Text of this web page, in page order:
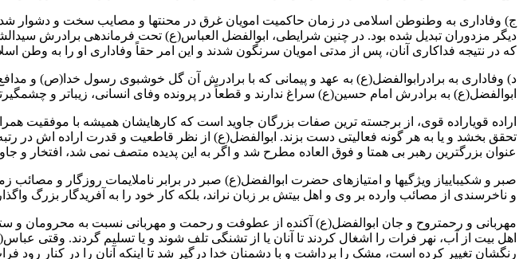
ج) وفاداری به وطنوطن اسلامی در زمان حاکمیت امویان غرق در محنتها و مصایب سخت و دشوار
دیگر مزدوران تبدیل شده بود. در چنین شرایطی، ابوالفضل العباس(ع) تحت فرماندهی برادرش
که در نتیجه فداکاری آنان، پس از مدتی امویان سرنگون شدند و این امر حقاً وفاداری او را به وطن
د) وفاداری به برادرابوالفضل(ع) به عهد و پیمانی که با برادرش آن گل خوشبوی رسول خدا(ص) و
ابوالفضل(ع) به برادرش امام حسین(ع) سراغ ندارند و قطعاً در پرونده وفای انسانی، زیباتر و
اراده قویاراده قوی، از برجسته ترین صفات بزرگان جاوید است که کارهایشان همیشه با موفقیت
تحقق بخشد و یا به هر گونه فعالیتی دست بزند. ابوالفضل(ع) از نظر قاطعیت و قدرت اراده اش
عنوان بزرگترین رهبر بی همتا و فوق العاده مطرح شد و اگر به این پدیده متصف نمی شد، افتخار و
صبر و شکیباییاز ویژگیها و امتیازهای حضرت ابوالفضل(ع) صبر در برابر ناملایمات روزگار و
و ناخرسندی از مصائب وارده بر وی و اهل بیتش بر زبان نراند، بلکه کار خود را به آفریدگار بزرگ
مهربانی و رحمتروح و جان ابوالفضل(ع) آکنده از عطوفت و رحمت و مهربانی نسبت به محرومان و
اهل بیت از آب، نهر فرات را اشغال کردند تا آنان یا از تشنگی تلف شوند و یا تسلیم گردند. وقتی
رنگشان تغییر کرده است، مشک را برداشت و با دشمنان خدا درگیر شد تا اینکه آنان را در کنار